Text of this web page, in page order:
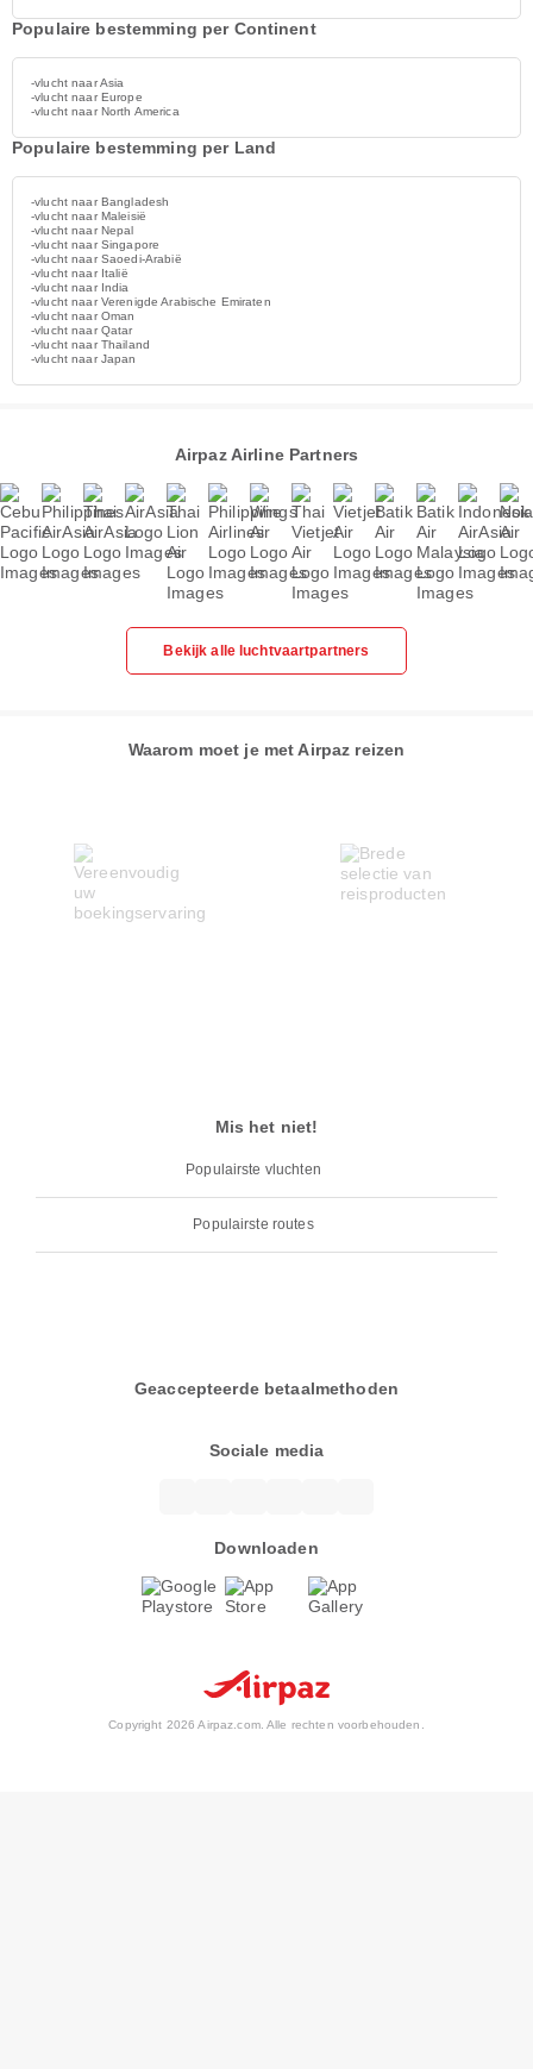
Populaire bestemming per Continent
-vlucht naar Asia
-vlucht naar Europe
-vlucht naar North America
Populaire bestemming per Land
-vlucht naar Bangladesh
-vlucht naar Maleisië
-vlucht naar Nepal
-vlucht naar Singapore
-vlucht naar Saoedi-Arabië
-vlucht naar Italië
-vlucht naar India
-vlucht naar Verenigde Arabische Emiraten
-vlucht naar Oman
-vlucht naar Qatar
-vlucht naar Thailand
-vlucht naar Japan
Airpaz Airline Partners
Bekijk alle luchtvaartpartners
Waarom moet je met Airpaz reizen
Mis het niet!
Populairste vluchten
Populairste routes
Geaccepteerde betaalmethoden
Sociale media
Downloaden
Copyright 2026 Airpaz.com. Alle rechten voorbehouden.